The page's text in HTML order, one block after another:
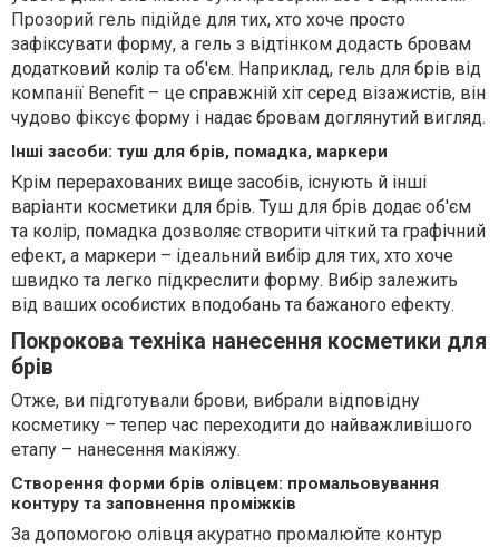
Прозорий гель підійде для тих, хто хоче просто
зафіксувати форму, а гель з відтінком додасть бровам
додатковий колір та об'єм. Наприклад, гель для брів від
компанії Benefit – це справжній хіт серед візажистів, він
чудово фіксує форму і надає бровам доглянутий вигляд.
Інші засоби: туш для брів, помадка, маркери
Крім перерахованих вище засобів, існують й інші
варіанти косметики для брів. Туш для брів додає об'єм
та колір, помадка дозволяє створити чіткий та графічний
ефект, а маркери – ідеальний вибір для тих, хто хоче
швидко та легко підкреслити форму. Вибір залежить
від ваших особистих вподобань та бажаного ефекту.
Покрокова техніка нанесення косметики для
брів
Отже, ви підготували брови, вибрали відповідну
косметику – тепер час переходити до найважливішого
етапу – нанесення макіяжу.
Створення форми брів олівцем: промальовування
контуру та заповнення проміжків
За допомогою олівця акуратно промалюйте контур